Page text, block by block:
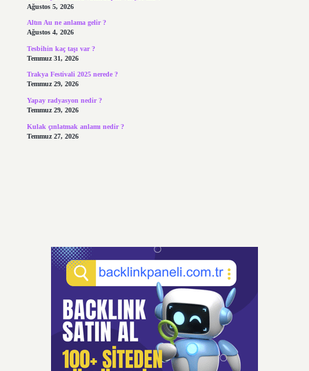
Ağustos 5, 2026
Altın Au ne anlama gelir ?
Ağustos 4, 2026
Tesbihin kaç taşı var ?
Temmuz 31, 2026
Trakya Festivali 2025 nerede ?
Temmuz 29, 2026
Yapay radyasyon nedir ?
Temmuz 29, 2026
Kulak çınlatmak anlamı nedir ?
Temmuz 27, 2026